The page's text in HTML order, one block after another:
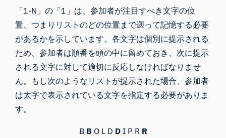
「1-N」の「1」は、参加者が注目すべき文字の位
置、つまりリストのどの位置まで遡って記憶する必要
があるかを示しています。各文字は個別に提示される
ため、参加者は順番を頭の中に留めておき、次に提示
される文字に対して適切に反応しなければなりませ
ん。もし次のようなリストが提示された場合、参加者
は太字で表示されている文字を指定する必要がありま
す。
B B O L D D I P R R